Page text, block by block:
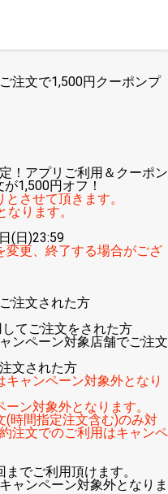
！アプリご利用＆クーポン
1,500円オフ！
させて頂きます。
ります。
(日)23:59
変更、終了する場合がござ
注文された方
てご注文をされた方
ンペーン対象店舗でご注文
文された方
ャンペーン対象外となり
ン対象外となります。
(時間指定注文含む)のみ対
注文でのご利用はキャンペ
でご利用頂けます。
ャンペーン対象外となりま